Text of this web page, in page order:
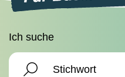
Ich suche